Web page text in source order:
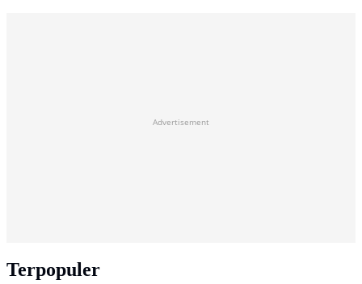
Advertisement
Terpopuler